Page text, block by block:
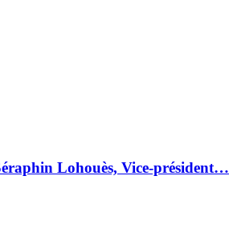
Lohouès, Vice-président…